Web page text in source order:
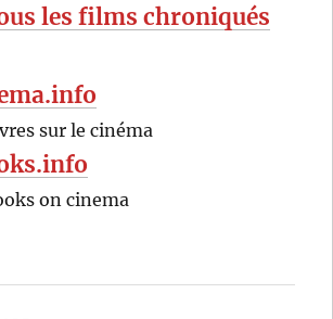
les films chroniqués
sur le cinéma
on cinema